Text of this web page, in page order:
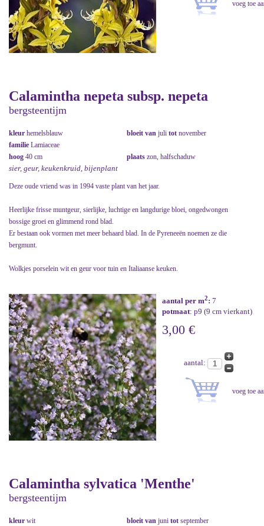
Calamintha nepeta subsp. nepeta
bergsteentijm
kleur hemelsblauw bloeit van juli tot november
familie Lamiaceae
hoog 40 cm plaats zon, halfschaduw
sier, geur, keukenkruid, bijenplant
Deze oude vriend was in 1994 vaste plant van het jaar.
Heerlijke frisse muntgeur, sierlijke, luchtige en langdurige bloei, ongedwongen
bossige groei en glimmend rond blad.
Er bestaan ook vormen met meer behaard blad. In de Pyreneeën noemen ze die
bergmunt.
Wolkjes porselein wit en geur voor tuin en Italiaanse keuken.
aantal per m2: 7
potmaat: p9 (9 cm vierkant)
3,00 €
aantal:
Calamintha sylvatica 'Menthe'
bergsteentijm
kleur wit bloeit van juni tot september